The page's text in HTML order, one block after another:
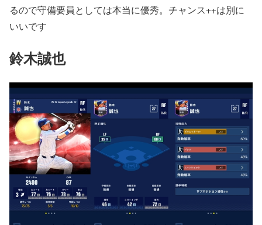
るので守備要員としては本当に優秀。チャンス++は別に
いいです
鈴木誠也